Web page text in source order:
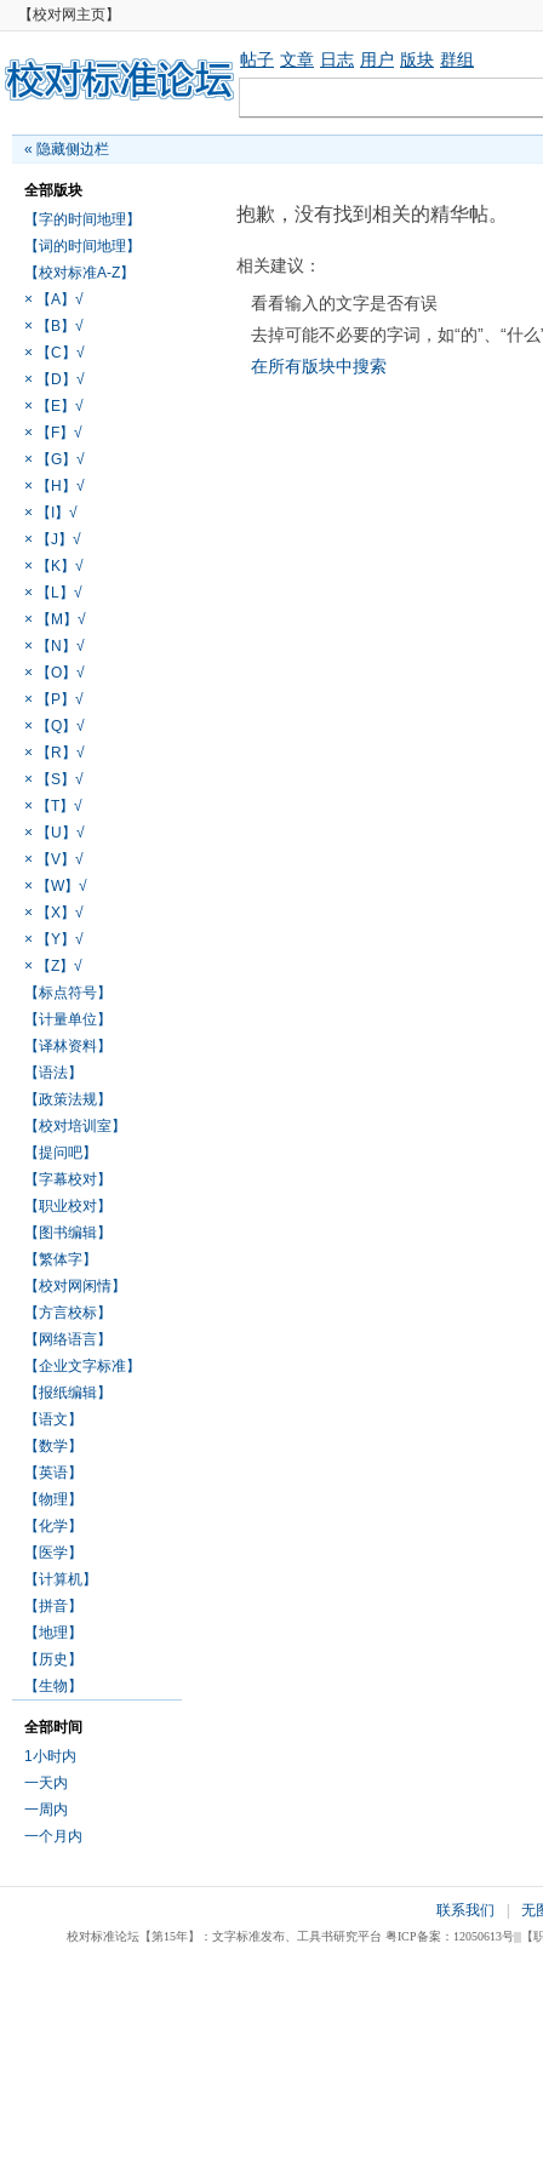
【校对网主页】
帖子 文章 日志 用户 版块 群组
« 隐藏侧边栏
全部版块
【字的时间地理】
【词的时间地理】
【校对标准A-Z】
× 【A】√
× 【B】√
× 【C】√
× 【D】√
× 【E】√
× 【F】√
× 【G】√
× 【H】√
× 【I】√
× 【J】√
× 【K】√
× 【L】√
× 【M】√
× 【N】√
× 【O】√
× 【P】√
× 【Q】√
× 【R】√
× 【S】√
× 【T】√
× 【U】√
× 【V】√
× 【W】√
× 【X】√
× 【Y】√
× 【Z】√
【标点符号】
【计量单位】
【译林资料】
【语法】
【政策法规】
【校对培训室】
【提问吧】
【字幕校对】
【职业校对】
【图书编辑】
【繁体字】
【校对网闲情】
【方言校标】
【网络语言】
【企业文字标准】
【报纸编辑】
【语文】
【数学】
【英语】
【物理】
【化学】
【医学】
【计算机】
【拼音】
【地理】
【历史】
【生物】
全部时间
1小时内
一天内
一周内
一个月内
抱歉，没有找到相关的精华帖。
相关建议：
看看输入的文字是否有误
去掉可能不必要的字词，如“的”、“什么
在所有版块中搜索
联系我们 无
校对标准论坛【第15年】：文字标准发布、工具书研究平台 粤ICP备案：12050613号|||【